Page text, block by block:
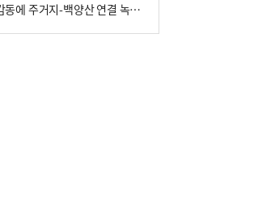
부산 개금·당감동에 주거지-백양산 연결 녹지 조성